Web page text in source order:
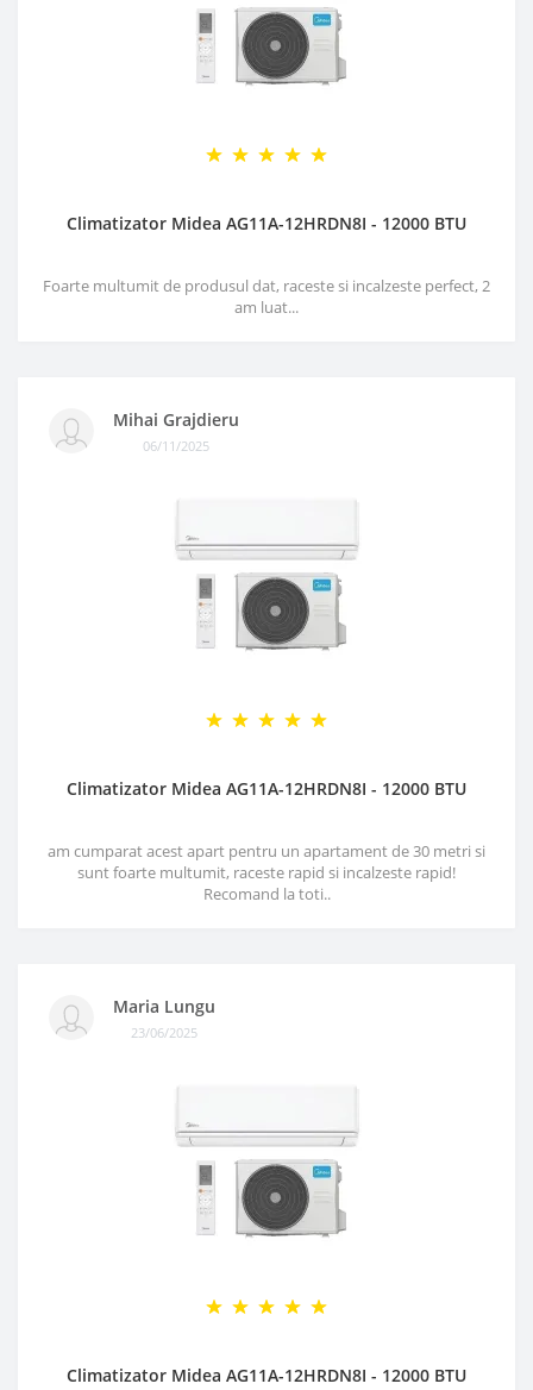
Climatizator Midea AG11A-12HRDN8I - 12000 BTU
Foarte multumit de produsul dat, raceste si incalzeste perfect, 2
am luat...
Mihai Grajdieru
06/11/2025
Climatizator Midea AG11A-12HRDN8I - 12000 BTU
am cumparat acest apart pentru un apartament de 30 metri si
sunt foarte multumit, raceste rapid si incalzeste rapid!
Recomand la toti..
Maria Lungu
23/06/2025
Climatizator Midea AG11A-12HRDN8I - 12000 BTU